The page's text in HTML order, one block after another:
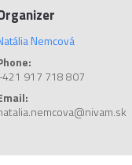
Nemcová
917 718 807